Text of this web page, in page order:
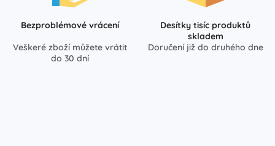
Bezproblémové vrácení
Veškeré zboží můžete vrátit
do 30 dní
Desítky tisíc produktů
skladem
Doručení již do druhého dne